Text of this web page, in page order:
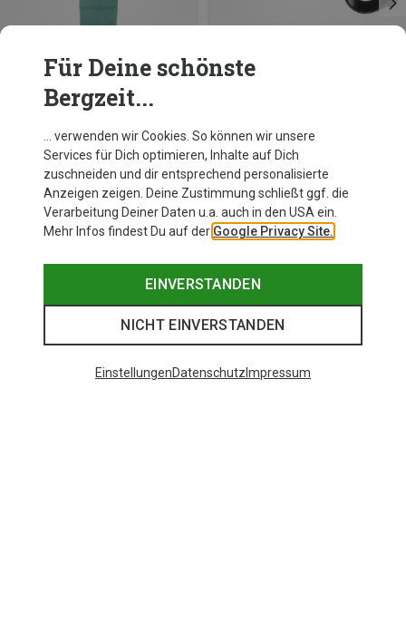
Du sparst 10%
Für Deine schönste
Bergzeit...
… verwenden wir Cookies. So können wir unsere
Services für Dich optimieren, Inhalte auf Dich
zuschneiden und dir entsprechend personalisierte
Anzeigen zeigen. Deine Zustimmung schließt ggf. die
Verarbeitung Deiner Daten u.a. auch in den USA ein.
Mehr Infos findest Du auf der Google Privacy Site.
EINVERSTANDEN
NICHT EINVERSTANDEN
EinstellungenDatenschutz Impressum